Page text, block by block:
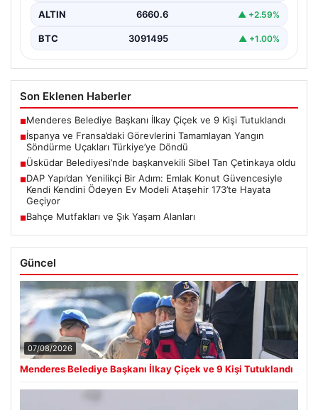
ALTIN 6660.6 ▲ +2.59%
BTC 3091495 ▲ +1.00%
Son Eklenen Haberler
■Menderes Belediye Başkanı İlkay Çiçek ve 9 Kişi Tutuklandı
■İspanya ve Fransa’daki Görevlerini Tamamlayan Yangın
Söndürme Uçakları Türkiye’ye Döndü
■Üsküdar Belediyesi’nde başkanvekili Sibel Tan Çetinkaya oldu
■DAP Yapı’dan Yenilikçi Bir Adım: Emlak Konut Güvencesiyle
Kendi Kendini Ödeyen Ev Modeli Ataşehir 173’te Hayata
Geçiyor
■Bahçe Mutfakları ve Şık Yaşam Alanları
Güncel
07/08/2026
Menderes Belediye Başkanı İlkay Çiçek ve 9 Kişi Tutuklandı